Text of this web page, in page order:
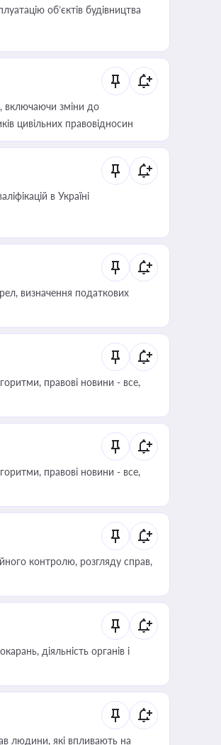
об’єктів будівництва
включаючи зміни до
цивільних правовідносин
в Україні
визначення податкових
правові новини - все,
правові новини - все,
контролю, розгляду справ,
діяльність органів і
людини, які впливають на